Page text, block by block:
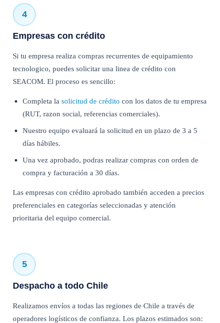
4
Empresas con crédito
Si tu empresa realiza compras recurrentes de equipamiento
tecnologico, puedes solicitar una linea de crédito con
SEACOM. El proceso es sencillo:
Completa la solicitud de crédito con los datos de tu empresa
(RUT, razon social, referencias comerciales).
Nuestro equipo evaluará la solicitud en un plazo de 3 a 5
días hábiles.
Una vez aprobado, podras realizar compras con orden de
compra y facturación a 30 días.
Las empresas con crédito aprobado también acceden a precios
preferenciales en categorías seleccionadas y atención
prioritaria del equipo comercial.
5
Despacho a todo Chile
Realizamos envíos a todas las regiones de Chile a través de
operadores logísticos de confianza. Los plazos estimados son: